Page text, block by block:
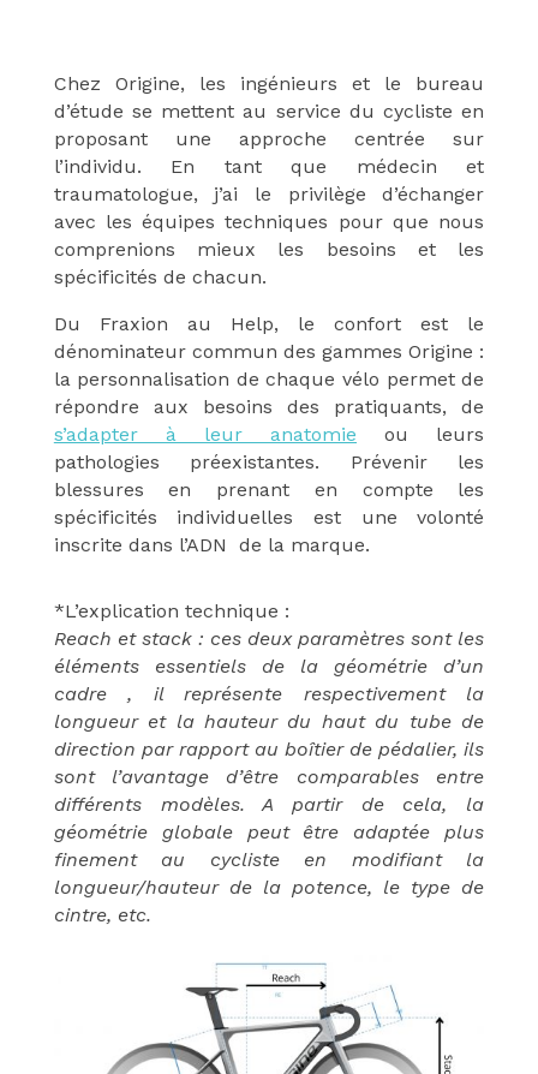
Chez Origine, les ingénieurs et le bureau
d’étude se mettent au service du cycliste en
proposant une approche centrée sur
l’individu. En tant que médecin et
traumatologue, j’ai le privilège d’échanger
avec les équipes techniques pour que nous
comprenions mieux les besoins et les
spécificités de chacun.
Du Fraxion au Help, le confort est le
dénominateur commun des gammes Origine :
la personnalisation de chaque vélo permet de
répondre aux besoins des pratiquants, de
s’adapter à leur anatomie ou leurs
pathologies préexistantes. Prévenir les
blessures en prenant en compte les
spécificités individuelles est une volonté
inscrite dans l’ADN de la marque.
*L’explication technique :
Reach et stack : ces deux paramètres sont les
éléments essentiels de la géométrie d’un
cadre , il représente respectivement la
longueur et la hauteur du haut du tube de
direction par rapport au boîtier de pédalier, ils
sont l’avantage d’être comparables entre
différents modèles. A partir de cela, la
géométrie globale peut être adaptée plus
finement au cycliste en modifiant la
longueur/hauteur de la potence, le type de
cintre, etc.